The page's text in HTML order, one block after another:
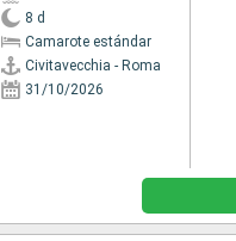
8 d
Camarote estándar
Civitavecchia - Roma
31/10/2026